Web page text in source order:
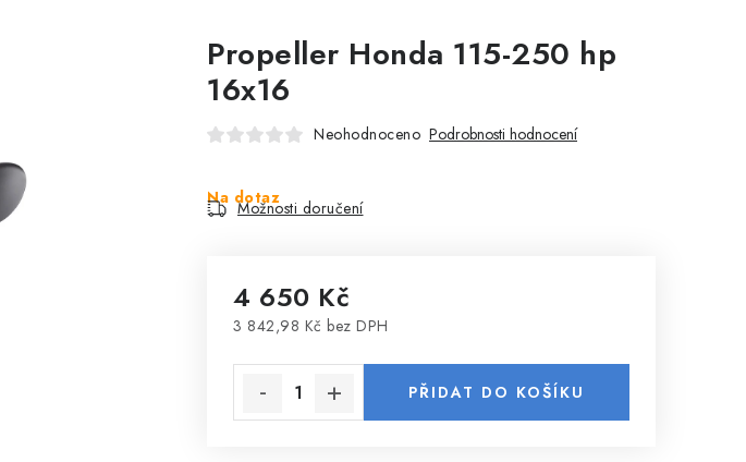
Propeller Honda 115-250 hp
16x16
Neohodnoceno Podrobnosti hodnocení
Na dotaz
Možnosti doručení
4 650 Kč
3 842,98 Kč bez DPH
PŘIDAT DO KOŠÍKU